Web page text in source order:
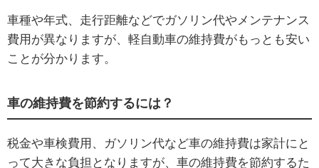
車種や年式、走行距離などでガソリン代やメンテナンス
費用が異なりますが、軽自動車の維持費がもっとも安い
ことが分かります。
車の維持費を節約するには？
税金や車検費用、ガソリン代など車の維持費は家計にと
って大きな負担となりますが、車の維持費を節約するた